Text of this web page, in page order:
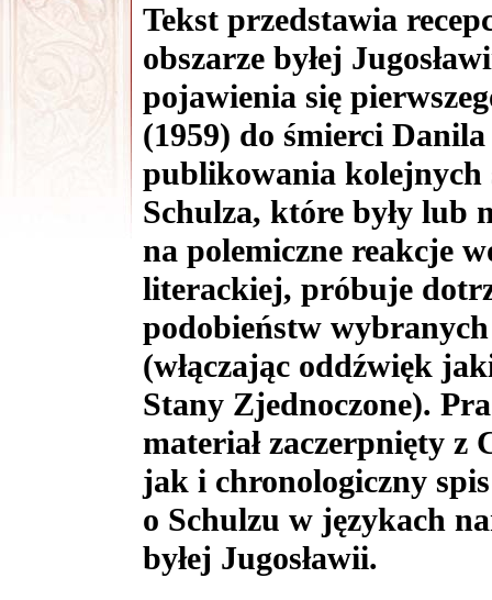
Tekst przedstawia
obszarze byłej
pojawienia się
(1959) do śmierci
publikowania kolejnych
Schulza, które były lub
na polemiczne reakcje
literackiej, próbuje
podobieństw
(włączając oddźwięk
Stany Zjednoczone).
materiał zaczerpnięty z
jak i chronologiczny
o Schulzu w językach
byłej Jugosławii.